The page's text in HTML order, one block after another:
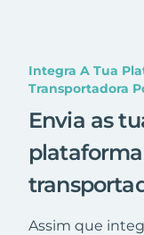
Integra A Tua
Transportadora
Envia as
Assim que